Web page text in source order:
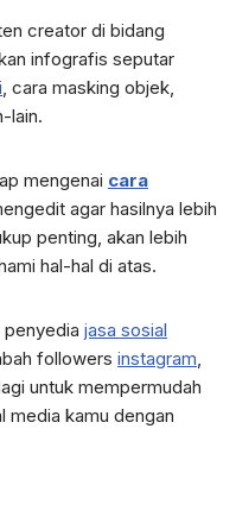
creator di bidang
infografis seputar
, cara masking objek,
lain.
mengenai cara
agar hasilnya lebih
penting, akan lebih
hal-hal di atas.
jasa sosial
followers instagram,
untuk mempermudah
media kamu dengan